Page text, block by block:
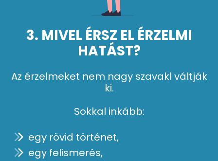
3. MIVEL ÉRSZ EL ÉRZELMI
HATÁST?
Az érzelmeket nem nagy szavakl váltják
ki.
Sokkal inkább:
egy rövid történet,
egy felismerés,